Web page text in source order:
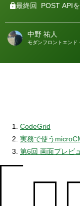
最終回 POST API
著
中野 祐人
モダンフロントエンド
CodeGrid
実務で使う
第6回 画面プレビ